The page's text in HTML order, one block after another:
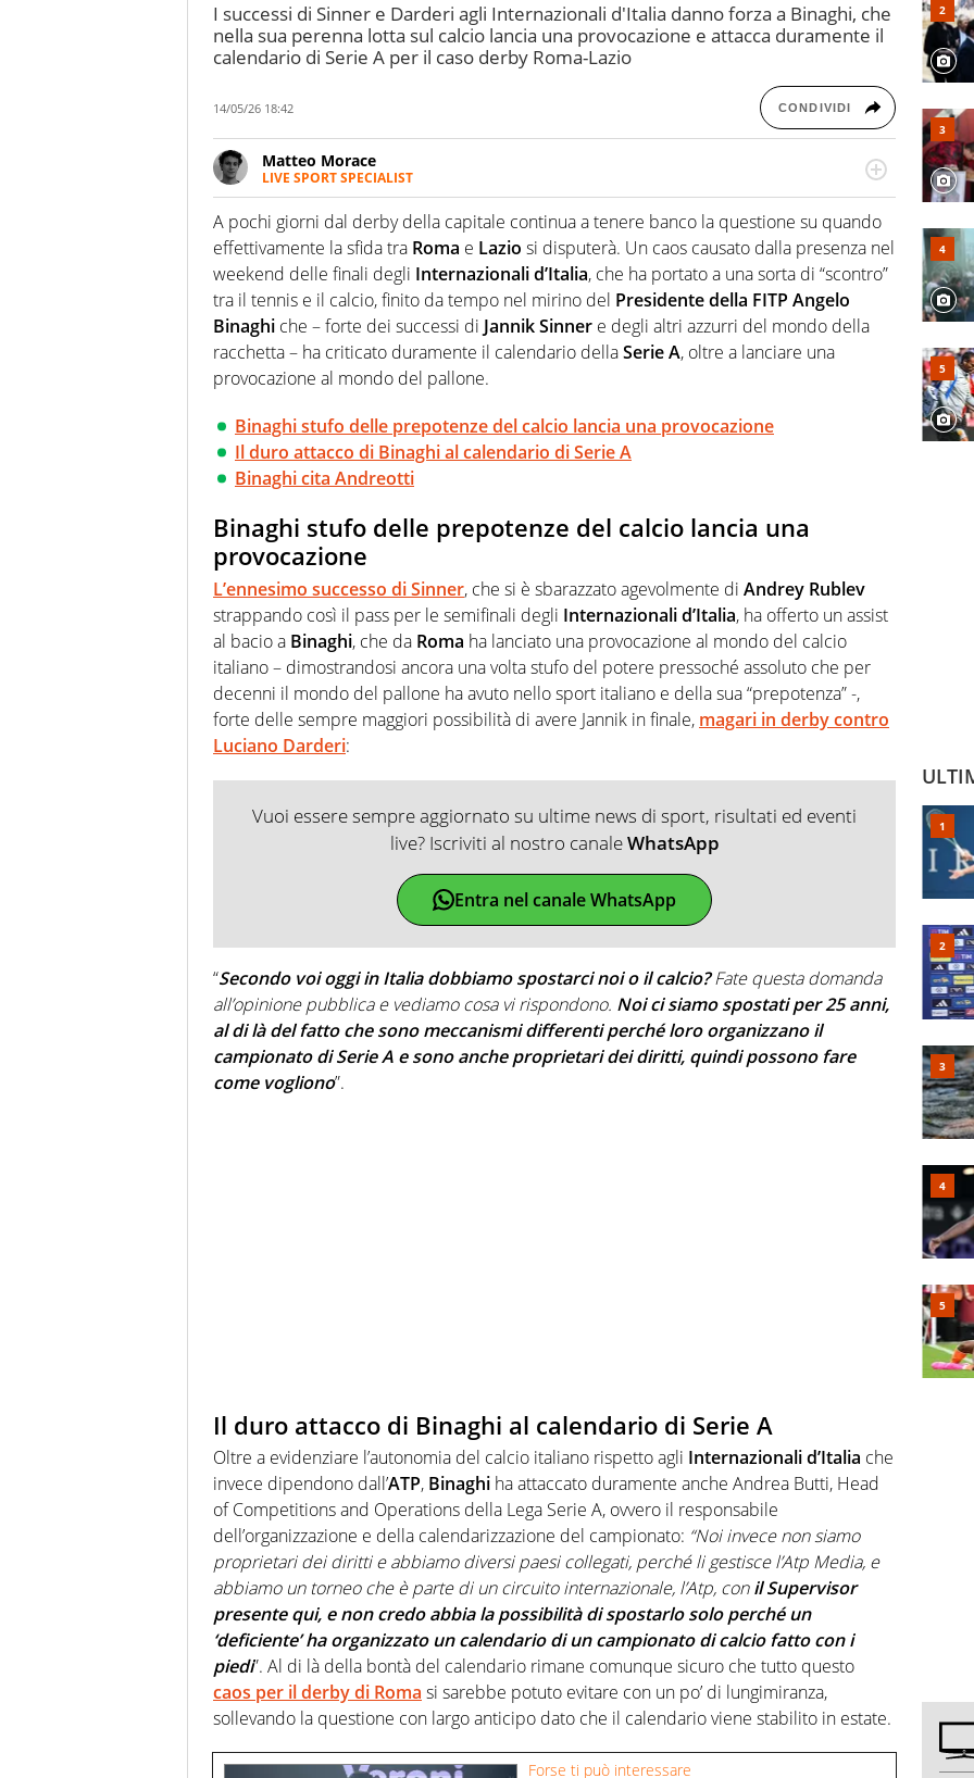
I successi di Sinner e Darderi agli Internazionali d'Italia danno forza a Binaghi, che
nella sua perenna lotta sul calcio lancia una provocazione e attacca duramente il
calendario di Serie A per il caso derby Roma-Lazio
14/05/26 18:42 CONDIVIDI
Matteo Morace
LIVE SPORT SPECIALIST
La multimedialità quale approccio personale e professionale. Ama raccontare lo sport
focalizzando ogni attenzione sul tempo reale: la verità della dirette non sono opinioni
ma fatti
A pochi giorni dal derby della capitale continua a tenere banco la questione su quando
effettivamente la sfida tra Roma e Lazio si disputerà. Un caos causato dalla presenza nel
weekend delle finali degli Internazionali d’Italia, che ha portato a una sorta di “scontro”
tra il tennis e il calcio, finito da tempo nel mirino del Presidente della FITP Angelo
Binaghi che – forte dei successi di Jannik Sinner e degli altri azzurri del mondo della
racchetta – ha criticato duramente il calendario dellaSerie A, oltre a lanciare una
provocazione al mondo del pallone.
Binaghi stufo delle prepotenze del calcio lancia una provocazione
Il duro attacco di Binaghi al calendario di Serie A
Binaghi cita Andreotti
Binaghi stufo delle prepotenze del calcio lancia una
provocazione
L’ennesimo successo diSinner, che si è sbarazzato agevolmente di Andrey Rublev
strappando così il pass per le semifinali degli Internazionali d’Italia, ha offerto un assist
al bacio a Binaghi, che da Roma ha lanciato una provocazione al mondo del calcio
italiano – dimostrandosi ancora una volta stufo del potere pressoché assoluto che per
decenni il mondo del pallone ha avuto nello sport italiano e della sua “prepotenza” -,
forte delle sempre maggiori possibilità di avere Jannik in finale, magari in derby contro
Luciano Darderi:
Vuoi essere sempre aggiornato su ultime news di sport, risultati ed eventi
live? Iscriviti al nostro canaleWhatsApp
Entra nel canale WhatsApp
“Secondo voi oggi in Italia dobbiamo spostarci noi o il calcio?Fate questa domanda
all’opinione pubblica e vediamo cosa vi rispondono. Noi ci siamo spostati per 25 anni,
al di là del fatto che sono meccanismi differenti perché loro organizzano il
campionato di Serie A e sono anche proprietari dei diritti, quindi possono fare
come vogliono”.
Il duro attacco di Binaghi al calendario di Serie A
Oltre a evidenziare l’autonomia del calcio italiano rispetto agli Internazionali d’Italia che
invece dipendono dall’ATP, Binaghi ha attaccato duramente anche Andrea Butti, Head
of Competitions and Operations della Lega Serie A, ovvero il responsabile
dell’organizzazione e della calendarizzazione del campionato: “Noi invece non siamo
proprietari dei diritti e abbiamo diversi paesi collegati, perché li gestisce l’Atp Media, e
abbiamo un torneo che è parte di un circuito internazionale, l’Atp, conil Supervisor
presente qui, e non credo abbia la possibilità di spostarlo solo perché un
‘deficiente’ ha organizzato un calendario di un campionato di calcio fatto con i
piedi”. Al di là della bontà del calendario rimane comunque sicuro che tutto questo
caos per il derby di Roma si sarebbe potuto evitare con un po’ di lungimiranza,
sollevando la questione con largo anticipo dato che il calendario viene stabilito in estate.
Forse ti può interessare